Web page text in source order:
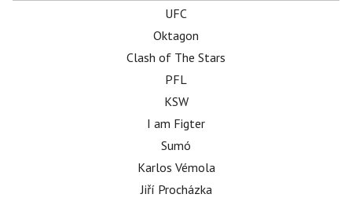
UFC
Oktagon
Clash of The Stars
PFL
KSW
I am Figter
Sumó
Karlos Vémola
Jiří Procházka